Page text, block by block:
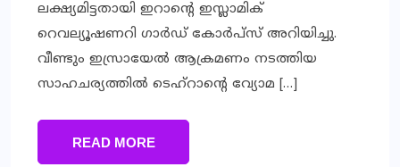
ലക്ഷ്യമിട്ടതായി ഇറാന്റെ ഇസ്ലാമിക്
റെവല്യൂഷണറി ഗാര്‍ഡ് കോര്‍പ്‌സ് അറിയിച്ചു.
വീണ്ടും ഇസ്രായേല്‍ ആക്രമണം നടത്തിയ
സാഹചര്യത്തില്‍ ടെഹ്റാന്റെ വ്യോമ […]
READ MORE